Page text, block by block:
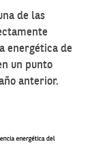
de las
energética de
un punto
anterior.